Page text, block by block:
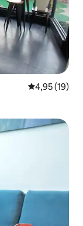
4,95 de uma
4,95 (19)